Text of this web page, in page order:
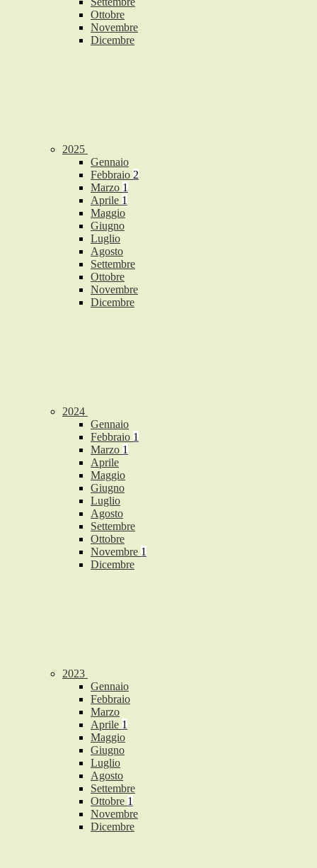
Ottobre
Novembre
Dicembre
2025
Gennaio
Febbraio 2
Marzo 1
Aprile 1
Maggio
Giugno
Luglio
Agosto
Settembre
Ottobre
Novembre
Dicembre
2024
Gennaio
Febbraio 1
Marzo 1
Aprile
Maggio
Giugno
Luglio
Agosto
Settembre
Ottobre
Novembre 1
Dicembre
2023
Gennaio
Febbraio
Marzo
Aprile 1
Maggio
Giugno
Luglio
Agosto
Settembre
Ottobre 1
Novembre
Dicembre